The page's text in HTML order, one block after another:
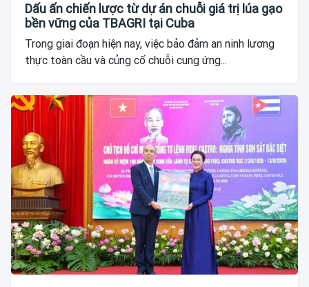
Dấu ấn chiến lược từ dự án chuỗi giá trị lúa gạo
bền vững của TBAGRI tại Cuba
Trong giai đoạn hiện nay, việc bảo đảm an ninh lương
thực toàn cầu và củng cố chuỗi cung ứng...